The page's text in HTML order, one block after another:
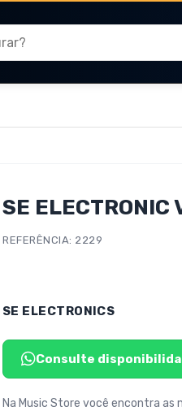
SE ELECTRONIC
REFERÊNCIA: 2229
SE ELECTRONICS
Consulte
Na Music Store você encontra as